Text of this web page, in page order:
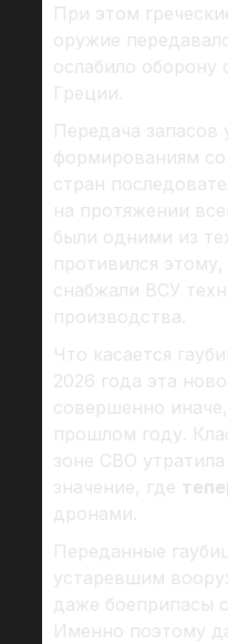
При этом
оружие
ослабило оборону
Греции.
Передача запасов
формированиям
стран
на протяжении
были одними из
противился
снабжали ВСУ
производства.
Что касается
2026 года эта
совершенно
прошлом году.
зоне СВО
значение, где
дронами.
Переданные
устаревшим
даже боеприпасы
Именно поэтому